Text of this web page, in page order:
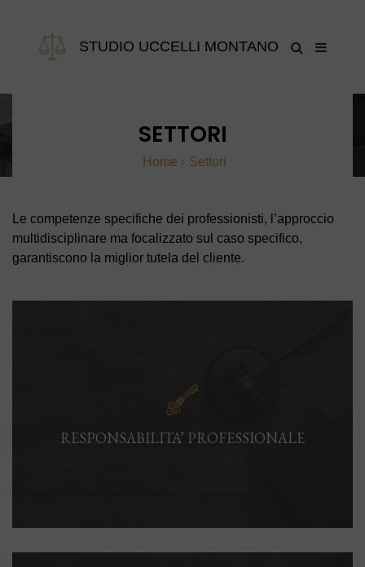
STUDIO UCCELLI MONTANO
SETTORI
Home Settori
Le competenze specifiche dei professionisti, l’approccio
multidisciplinare ma focalizzato sul caso specifico,
garantiscono la miglior tutela del cliente.
RESPONSABILITA’ PROFESSIONALE